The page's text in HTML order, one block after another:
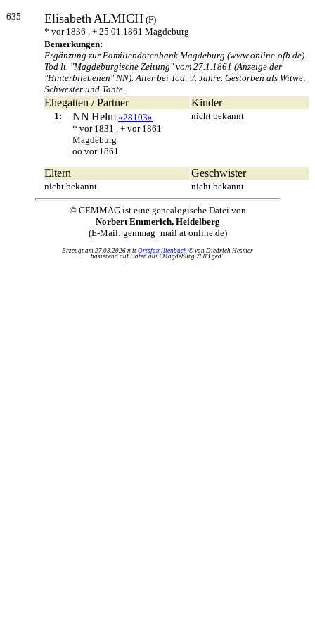
635 ElisabethALMICH (F)
* vor 1836 , + 25.01.1861 Magdeburg
Bemerkungen:
Ergänzung zur Familiendatenbank Magdeburg (www.online-ofb.de).
Tod lt. "Magdeburgische Zeitung" vom 27.1.1861 (Anzeige der
"Hinterbliebenen" NN). Alter bei Tod: ./. Jahre. Gestorben als Witwe,
Schwester und Tante.
Ehegatten / Partner Kinder
1: NN Helm «28103»
* vor 1831 , + vor 1861
Magdeburg
oo vor 1861
nicht bekannt
Eltern Geschwister
nicht bekannt nicht bekannt
© GEMMAG ist eine genealogische Datei von
Norbert Emmerich, Heidelberg
(E-Mail: gemmag_mail at online.de)
Erzeugt am 27.03.2026 mit Ortsfamilienbuch © von Diedrich Hesmer
basierend auf Daten aus "Magdeburg 2603.ged"